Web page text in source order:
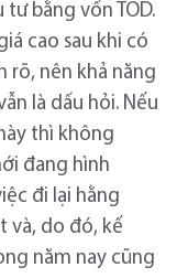
bằng vốn TOD.
cao sau khi có
rõ, nên khả năng
là dấu hỏi. Nếu
thì không
đang hình
đi lại hằng
và, do đó, kế
năm nay cũng